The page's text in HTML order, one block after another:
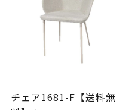
チェア1681-F【送料無